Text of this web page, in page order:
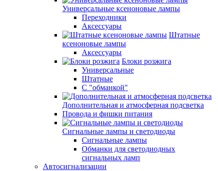
Универсальные ксеноновые лампы
Переходники
Аксессуары
Штатные
ксеноновые лампы
Аксессуары
Блоки розжига
Универсальные
Штатные
С "обманкой"
Дополнительная и атмосферная подсветка
Провода и фишки питания
Cигнальные лампы и светодиоды
Сигнальные лампы
Обманки для светодиодных
сигнальных ламп
Автосигнализации